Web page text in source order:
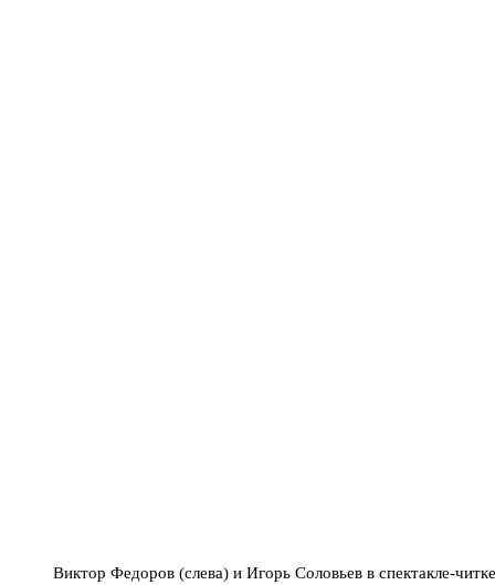
Виктор Федоров (слева) и Игорь Соловьев в спектакле-